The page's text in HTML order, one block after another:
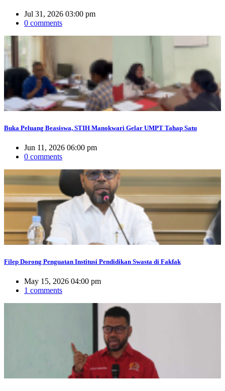
Jul 31, 2026 03:00 pm
0 comments
Buka Peluang Beasiswa, STIH Manokwari Gelar UMPT Tahap Satu
Jun 11, 2026 06:00 pm
0 comments
Filep Dorong Penguatan Institusi Pendidikan Swasta di Fakfak
May 15, 2026 04:00 pm
1 comments